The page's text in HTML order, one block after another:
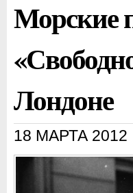
Морские
Лондоне
18 МАРТА 2012